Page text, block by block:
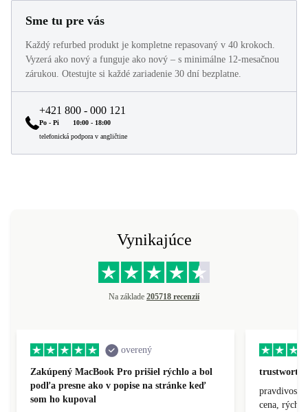
Sme tu pre vás
Každý refurbed produkt je kompletne repasovaný v 40 krokoch.
Vyzerá ako nový a funguje ako nový – s minimálne 12-mesačnou
zárukou. Otestujte si každé zariadenie 30 dní bezplatne.
+421 800 - 000 121
Po - Pi
10:00 - 18:00
telefonická podpora v angličtine
Vynikajúce
Na základe 205718 recenzií
overený
Zakúpený MacBook Pro prišiel rýchlo a bol
podľa presne ako v popise na stránke keď
som ho kupoval
pravdivosť,
cena,